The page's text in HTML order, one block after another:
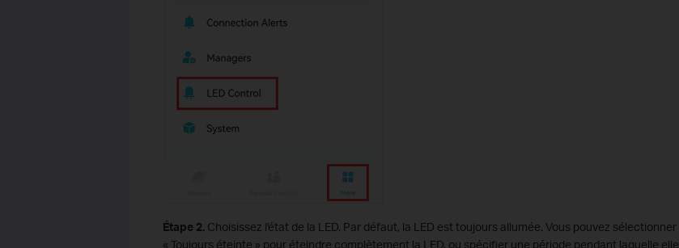
Étape 2.Choisissez l'état de la LED. Par défaut, la LED est toujours allumée. Vous pouvez sélectionner
« Toujours éteinte » pour éteindre complètement la LED, ou spécifier une période pendant laquelle elle